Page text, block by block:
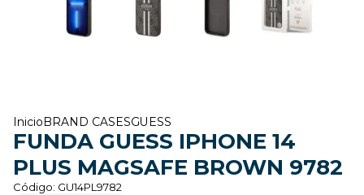
Inicio BRAND CASESGUESS
FUNDA GUESS IPHONE 14
PLUS MAGSAFE BROWN 9782
Código: GU14PL9782